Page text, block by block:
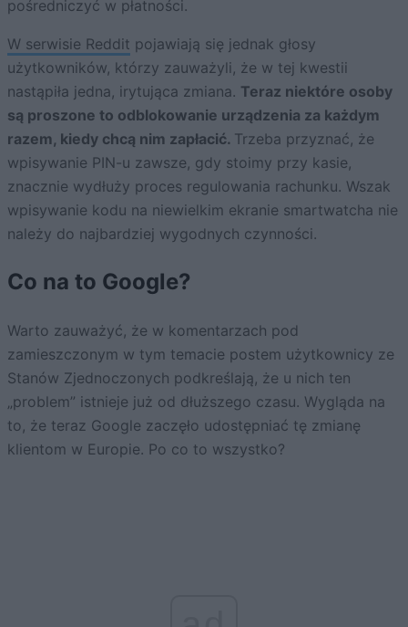
pośredniczyć w płatności.
W serwisie Reddit pojawiają się jednak głosy
użytkowników, którzy zauważyli, że w tej kwestii
nastąpiła jedna, irytująca zmiana. Teraz niektóre osoby
są proszone to odblokowanie urządzenia za każdym
razem, kiedy chcą nim zapłacić. Trzeba przyznać, że
wpisywanie PIN-u zawsze, gdy stoimy przy kasie,
znacznie wydłuży proces regulowania rachunku. Wszak
wpisywanie kodu na niewielkim ekranie smartwatcha nie
należy do najbardziej wygodnych czynności.
Co na to Google?
Warto zauważyć, że w komentarzach pod
zamieszczonym w tym temacie postem użytkownicy ze
Stanów Zjednoczonych podkreślają, że u nich ten
„problem” istnieje już od dłuższego czasu. Wygląda na
to, że teraz Google zaczęło udostępniać tę zmianę
klientom w Europie. Po co to wszystko?